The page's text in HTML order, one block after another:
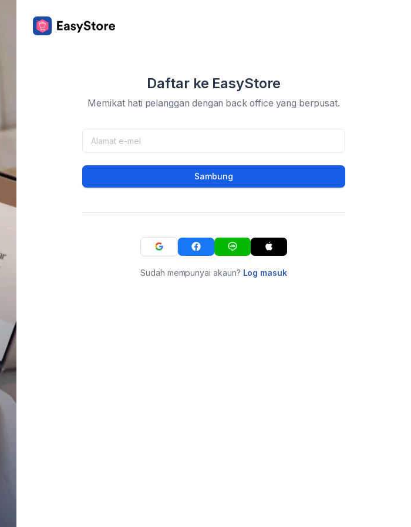
Daftar ke EasyStore
Memikat hati pelanggan dengan back office yang berpusat.
Sambung
Sudah mempunyai akaun? Log masuk